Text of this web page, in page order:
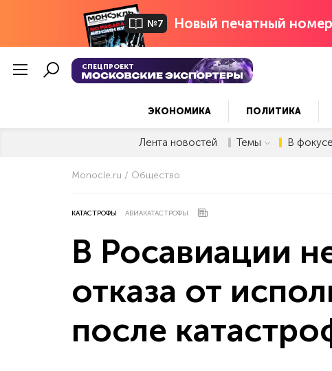
№7 Новый печатный
СПЕЦПРОЕКТ
ЭКОНОМИКА ПОЛИТИКА
Лента новостей Темы В фокусе
Monocle.ru Общество
КАТАСТРОФЫ АВИАКАТАСТРОФЫ
В Росавиации
отказа от
после